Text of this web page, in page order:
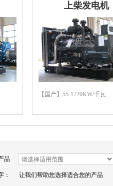
上柴发电机
【国产】55-1720KW/千瓦
品
： 让我们帮助您选择适合您的产品